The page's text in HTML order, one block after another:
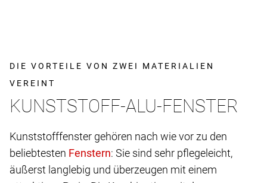
DIE VORTEILE VON ZWEI MATERIALIEN
VEREINT
KUNSTSTOFF-ALU-FENSTER
Kunststofffenster gehören nach wie vor zu den
beliebtesten
: Sie sind sehr pflegeleicht,
äußerst langlebig und überzeugen mit einem